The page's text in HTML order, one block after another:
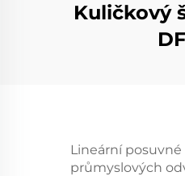
Kuličkový
Lineární
průmyslových